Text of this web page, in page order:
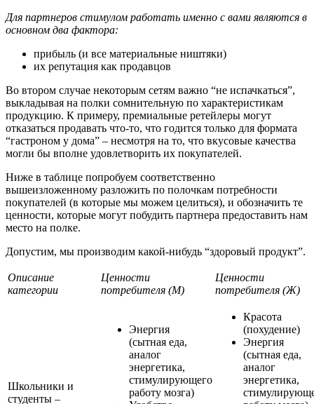
Для партнеров стимулом работать именно с вами являются в
основном два фактора:
прибыль (и все материальные ништяки)
их репутация как продавцов
Во втором случае некоторым сетям важно “не испачкаться”,
выкладывая на полки сомнительную по характеристикам
продукцию. К примеру, премиальные ретейлеры могут
отказаться продавать что-то, что годится только для формата
“гастроном у дома” – несмотря на то, что вкусовые качества
могли бы вполне удовлетворить их покупателей.
Ниже в таблице попробуем соответственно
вышеизложенному разложить по полочкам потребности
покупателей (в которые мы можем целиться), и обозначить те
ценности, которые могут побудить партнера предоставить нам
место на полке.
Допустим, мы производим какой-нибудь “здоровый продукт”.
Описание
категории
Ценности
потребителя (М)
Ценности
потребителя (Ж)
Школьники и
студенты –
Энергия
(сытная еда,
аналог
энергетика,
стимулирующего
работу мозга)
Красота
(похудение)
Энергия
(сытная еда,
аналог
энергетика,